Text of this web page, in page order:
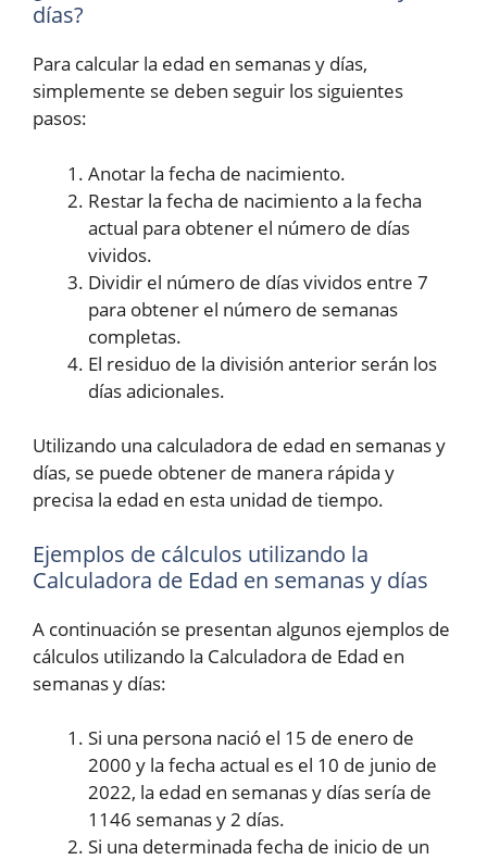
días?
Para calcular la edad en semanas y días,
simplemente se deben seguir los siguientes
pasos:
Anotar la fecha de nacimiento.
Restar la fecha de nacimiento a la fecha
actual para obtener el número de días
vividos.
Dividir el número de días vividos entre 7
para obtener el número de semanas
completas.
El residuo de la división anterior serán los
días adicionales.
Utilizando una calculadora de edad en semanas y
días, se puede obtener de manera rápida y
precisa la edad en esta unidad de tiempo.
Ejemplos de cálculos utilizando la
Calculadora de Edad en semanas y días
A continuación se presentan algunos ejemplos de
cálculos utilizando la Calculadora de Edad en
semanas y días:
Si una persona nació el 15 de enero de
2000 y la fecha actual es el 10 de junio de
2022, la edad en semanas y días sería de
1146 semanas y 2 días.
Si una determinada fecha de inicio de un